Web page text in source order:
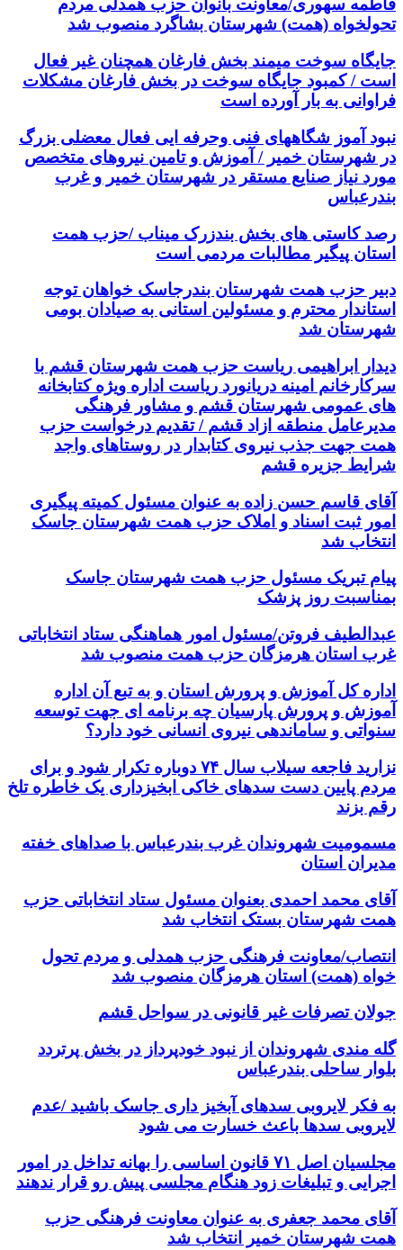
فاطمه سهوری/معاونت بانوان حزب همدلی مردم
تحولخواه (همت) شهرستان بشاگرد منصوب شد
جایگاه سوخت میمند بخش فارغان همچنان غیر فعال
است / کمبود جایگاه سوخت در بخش فارغان مشکلات
فراوانی به بار آورده است
نبود آموز شگاههای فنی وحرفه ایی فعال معضلی بزرگ
در شهرستان خمیر / آموزش و تامین نیروهای متخصص
مورد نیاز صنایع مستقر در شهرستان خمیر و غرب
بندرعباس
رصد کاستی های بخش بندزرک میناب /حزب همت
استان پیگیر مطالبات مردمی است
دبیر حزب همت شهرستان بندرجاسک خواهان توجه
استاندار محترم و مسئولین استانی به صیادان بومی
شهرستان شد
دیدار ابراهیمی ریاست حزب همت شهرستان قشم با
سرکارخانم امینه دریانورد ریاست اداره ویژه کتابخانه
های عمومی شهرستان قشم و مشاور فرهنگی
مدیرعامل منطقه ازاد قشم / تقدیم درخواست حزب
همت جهت جذب نیروی کتابدار در روستاهای واجد
شرایط جزیره قشم
آقای قاسم حسن زاده به عنوان مسئول کمیته پیگیری
امور ثبت اسناد و املاک حزب همت شهرستان جاسک
انتخاب شد
پیام تبریک مسئول حزب همت شهرستان جاسک
بمناسبت روز پزشک
عبدالطیف فروتن/مسئول امور هماهنگی ستاد انتخاباتی
غرب استان هرمزگان حزب همت منصوب شد
اداره کل آموزش و پرورش استان و به تبع آن اداره
آموزش و پرورش پارسیان چه برنامه ای جهت توسعه
سنواتی و ساماندهی نیروی انسانی خود دارد؟
نزارید فاجعه سیلاب سال ۷۴ دوباره تکرار شود و برای
مردم پایین دست سدهای خاکی ابخیزداری یک خاطره تلخ
رقم بزند
مسمومیت شهروندان غرب بندرعباس با صداهای خفته
مدیران استان
آقای محمد احمدی بعنوان مسئول ستاد انتخاباتی حزب
همت شهرستان بستک انتخاب شد
انتصاب/معاونت فرهنگی حزب همدلی و مردم تحول
خواه (همت) استان هرمزگان منصوب شد
جولان تصرفات غیر قانونی در سواحل قشم
گله مندی شهروندان از نبود خودپرداز در بخش پرتردد
بلوار ساحلی بندرعباس
به فکر لایروبی سدهای آبخیز داری جاسک باشید /عدم
لایروبی سدها باعث خسارت می شود
مجلسیان اصل ۷۱ قانون اساسی را بهانه تداخل در امور
اجرایی و تبلیغات زود هنگام مجلسی پیش رو قرار ندهند
آقای محمد جعفری به عنوان معاونت فرهنگی حزب
همت شهرستان خمیر انتخاب شد